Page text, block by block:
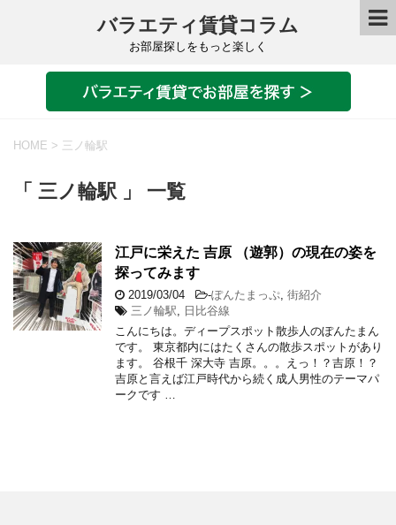
バラエティ賃貸コラム
お部屋探しをもっと楽しく
HOME > 三ノ輪駅
「 三ノ輪駅 」 一覧
江戸に栄えた 吉原 （遊郭）の現在の姿を
探ってみます
2019/03/04 -ぽんたまっぷ 街紹介
三ノ輪駅
日比谷線
こんにちは。ディープスポット散歩人のぽんたまん
です。 東京都内にはたくさんの散歩スポットがあり
ます。 谷根千 深大寺 吉原。。。えっ！？吉原！？
吉原と言えば江戸時代から続く成人男性のテーマパ
ークです …